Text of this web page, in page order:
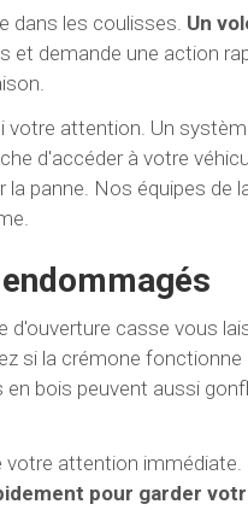
dans les coulisses. Un
et demande une action
attention. Un
d'accéder à votre
panne. Nos équipes de
d'ouverture casse vous
si la crémone
bois peuvent aussi
votre attention
pour garder